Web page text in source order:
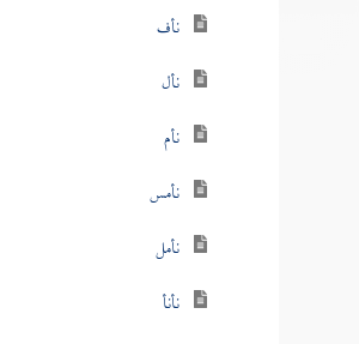
نأف
نأل
نأم
نأمس
نأمل
نأنأ